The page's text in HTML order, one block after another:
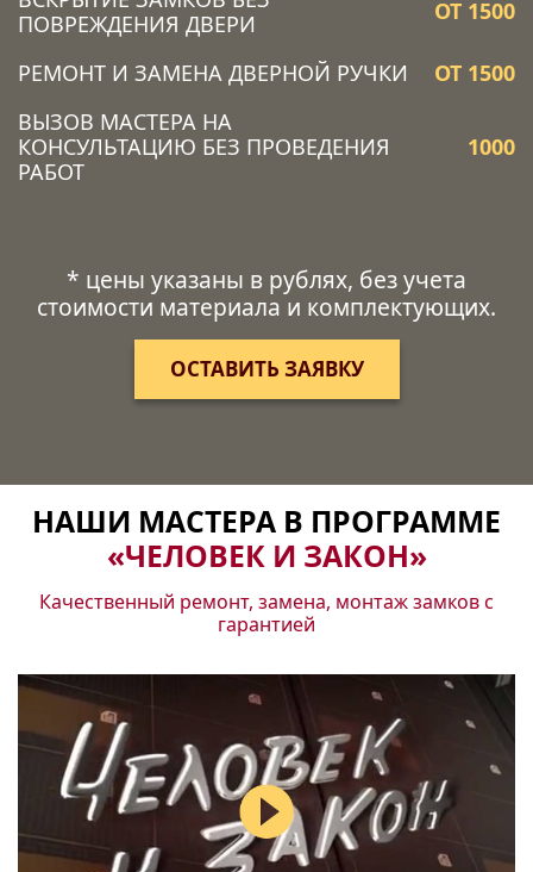
ПОВРЕЖДЕНИЯ ДВЕРИ
ОТ 1500
РЕМОНТ И ЗАМЕНА ДВЕРНОЙ РУЧКИ
ОТ 1500
ВЫЗОВ МАСТЕРА НА
КОНСУЛЬТАЦИЮ БЕЗ ПРОВЕДЕНИЯ
РАБОТ
1000
* цены указаны в рублях, без учета
стоимости материала и комплектующих.
ОСТАВИТЬ ЗАЯВКУ
НАШИ МАСТЕРА В ПРОГРАММЕ
«ЧЕЛОВЕК И ЗАКОН»
Качественный ремонт, замена, монтаж замков с
гарантией